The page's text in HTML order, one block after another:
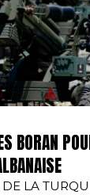
BORAN
DE LA